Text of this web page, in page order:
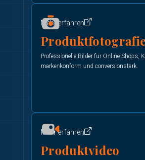
Professionelle Bilder für Online-Shops,
markenkonform und conversionstark.
Mehr erfahren
Produktvideo
Mehr erfahren